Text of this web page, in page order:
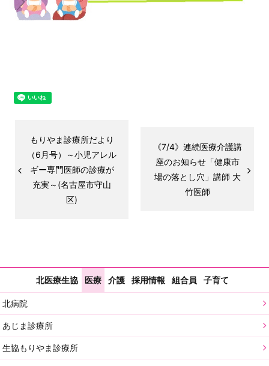
もりやま診療所だより
（6月号）～小児アレル
ギー専門医師の診療が
充実～(名古屋市守山
区)
《7/4》連続医療介護講
座のお知らせ「健康市
場の落とし穴」講師 大
竹医師
北医療生協 医療 介護 採用情報 組合員 子育て
北病院
あじま診療所
生協もりやま診療所